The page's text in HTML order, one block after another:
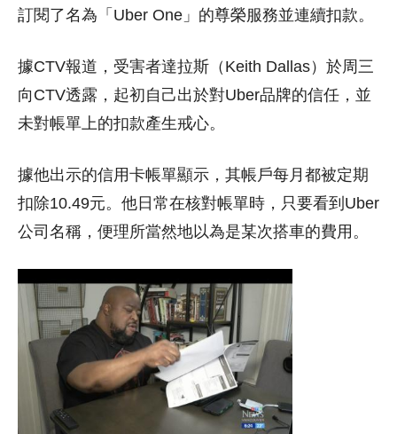
訂閱了名為「Uber One」的尊榮服務並連續扣款。
據CTV報道，受害者達拉斯（Keith Dallas）於周三
向CTV透露，起初自己出於對Uber品牌的信任，並
未對帳單上的扣款產生戒心。
據他出示的信用卡帳單顯示，其帳戶每月都被定期
扣除10.49元。他日常在核對帳單時，只要看到Uber
公司名稱，便理所當然地以為是某次搭車的費用。